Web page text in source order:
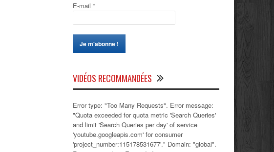
E-mail *
VIDÉOS RECOMMANDÉES
Error type: "Too Many Requests". Error message:
"Quota exceeded for quota metric 'Search Queries'
and limit 'Search Queries per day' of service
'youtube.googleapis.com' for consumer
'project_number:115178531677'." Domain: "global".